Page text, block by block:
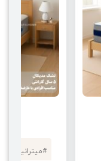
#میترانیک